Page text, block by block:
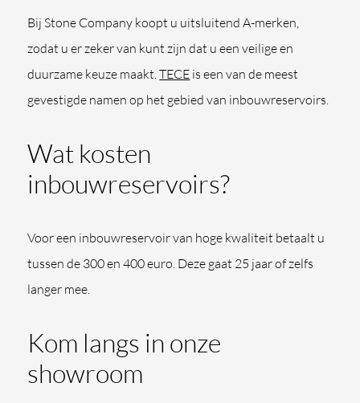
Bij Stone Company koopt u uitsluitend A-merken,
zodat u er zeker van kunt zijn dat u een veilige en
duurzame keuze maakt.TECE is een van de meest
gevestigde namen op het gebied van inbouwreservoirs.
Wat kosten
inbouwreservoirs?
Voor een inbouwreservoir van hoge kwaliteit betaalt u
tussen de 300 en 400 euro. Deze gaat 25 jaar of zelfs
langer mee.
Kom langs in onze
showroom